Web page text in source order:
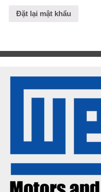
Đặt lại mật khẩu